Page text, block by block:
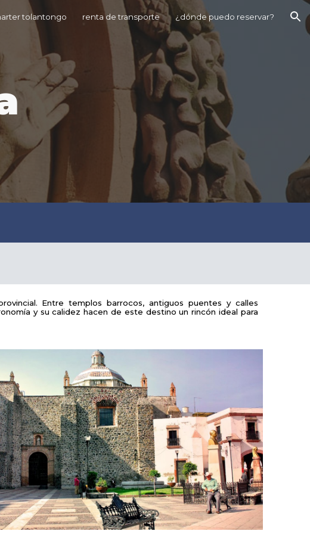
to navigation
tolantongo renta de transporte ¿dónde puedo reservar?
Entre templos barrocos, antiguos puentes y calles
y su calidez hacen de este destino un rincón ideal para